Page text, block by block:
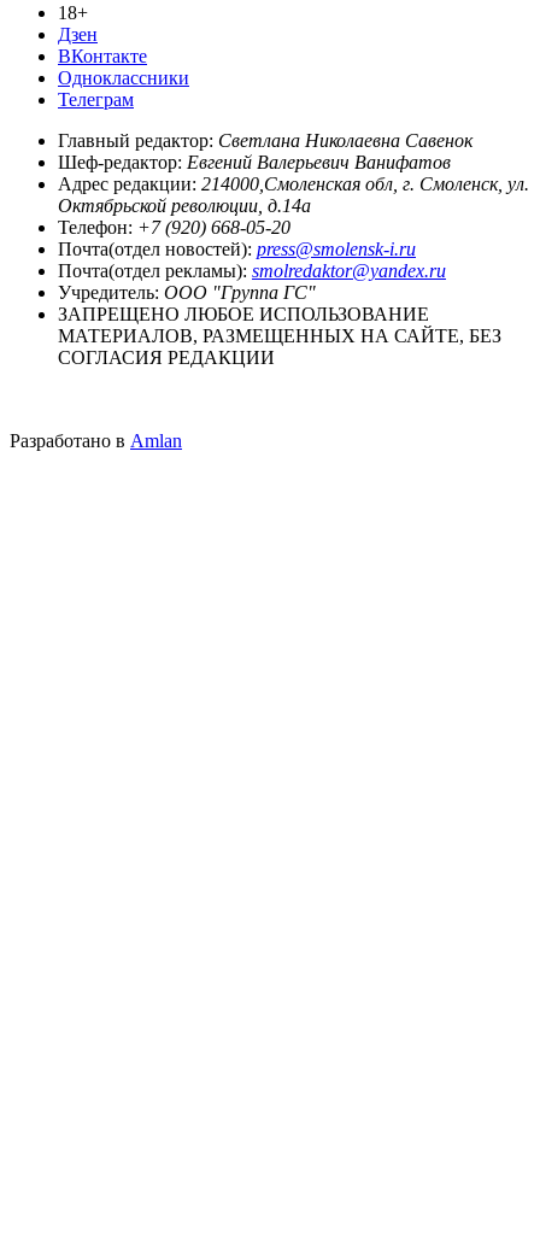
18+
Дзен
ВКонтакте
Одноклассники
Телеграм
Главный редактор: Светлана Николаевна Савенок
Шеф-редактор: Евгений Валерьевич Ванифатов
Адрес редакции: 214000,Смоленская обл, г. Смоленск, ул.
Октябрьской революции, д.14а
Телефон: +7 (920) 668-05-20
Почта(отдел новостей): press@smolensk-i.ru
Почта(отдел рекламы): smolredaktor@yandex.ru
Учредитель: ООО "Группа ГС"
ЗАПРЕЩЕНО ЛЮБОЕ ИСПОЛЬЗОВАНИЕ
МАТЕРИАЛОВ, РАЗМЕЩЕННЫХ НА САЙТЕ, БЕЗ
СОГЛАСИЯ РЕДАКЦИИ
Разработано в Amlan